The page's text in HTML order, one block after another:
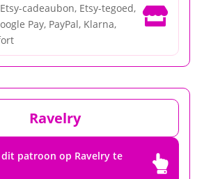
cadeaubon, Etsy-tegoed,
Pay, PayPal, Klarna,

Ravelry
patroon op Ravelry te
